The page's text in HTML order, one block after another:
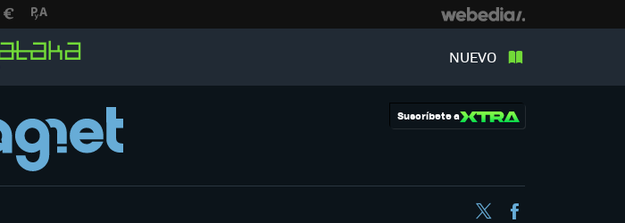
NUEVO
Suscríbete a
Twitter